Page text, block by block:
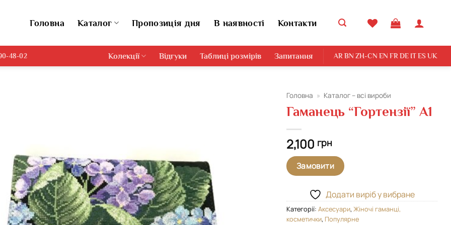
Головна Каталог Пропозиція дня В наявності Контакти
48-02 Колекції Відгуки Таблиці розмірів Запитання AR BN ZH-CN EN FR DE IT ES UK
Головна » Каталог – всі вироби
Гаманець “Гортензії” А1
2,100 грн
Замовити
Додати виріб у вибране
Категорії: Аксесуари, Жіночі гаманці,
косметички, Популярне